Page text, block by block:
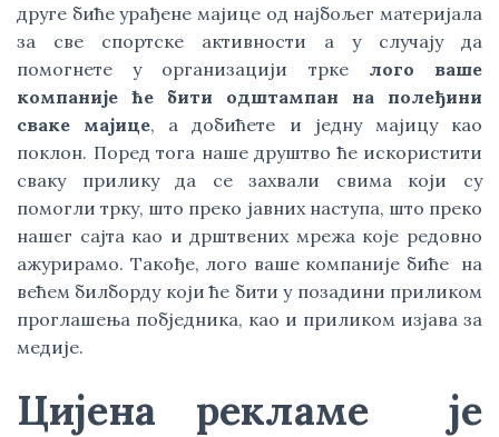
друге биће урађене мајице од најбољег материјала
за све спортске активности а у случају да
помогнете у организацији трке лого ваше
компаније ће бити одштампан на полеђини
сваке мајице, а добићете и једну мајицу као
поклон. Поред тога наше друштво ће искористити
сваку прилику да се захвали свима који су
помогли трку, што преко јавних наступа, што преко
нашег сајта као и дрштвених мрежа које редовно
ажурирамо. Такође, лого ваше компаније биће на
већем билборду који ће бити у позадини приликом
проглашења побједника, као и приликом изјава за
медије.
Цијена рекламе је